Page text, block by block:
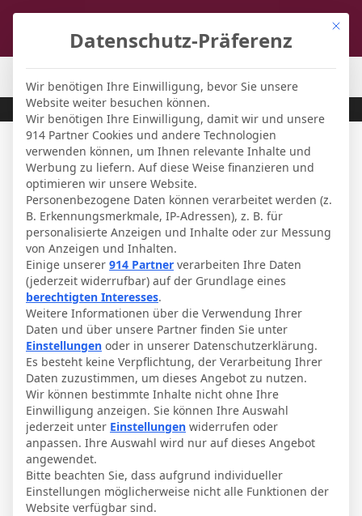
Frauen
Frauenbundesliga: Saisoneröffnung
Seite 5 / 5 Vorherige
Letzter Beitrag RSS
EHH75
Mit
Datenschutz-Präferenz
Wir benötigen Ihre Einwilligung, bevor Sie unsere
Website weiter besuchen können.
Wir benötigen Ihre Einwilligung, damit wir und unsere
914 Partner Cookies und andere Technologien
verwenden können, um Ihnen relevante Inhalte und
Werbung zu liefern. Auf diese Weise finanzieren und
optimieren wir unsere Website.
Personenbezogene Daten können verarbeitet werden (z.
B. Erkennungsmerkmale, IP-Adressen), z. B. für
personalisierte Anzeigen und Inhalte oder zur Messung
von Anzeigen und Inhalten.
Einige unserer 914 Partner verarbeiten Ihre Daten
(jederzeit widerrufbar) auf der Grundlage eines
berechtigten Interesses.
Weitere Informationen über die Verwendung Ihrer
Daten und über unsere Partner finden Sie unter
Einstellungen oder in unserer Datenschutzerklärung.
Es besteht keine Verpflichtung, der Verarbeitung Ihrer
Daten zuzustimmen, um dieses Angebot zu nutzen.
Wir können bestimmte Inhalte nicht ohne Ihre
Einwilligung anzeigen. Sie können Ihre Auswahl
jederzeit unter Einstellungen widerrufen oder
anpassen. Ihre Auswahl wird nur auf dieses Angebot
angewendet.
Bitte beachten Sie, dass aufgrund individueller
Einstellungen möglicherweise nicht alle Funktionen der
Website verfügbar sind.